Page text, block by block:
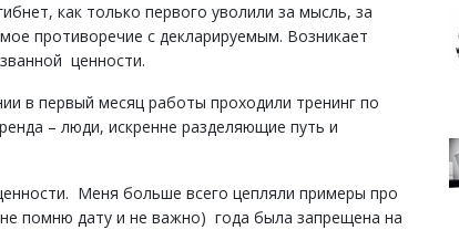
как только первого уволили за мысль, за
противоречие с декларируемым. Возникает
ценности.
в первый месяц работы проходили тренинг по
– люди, искренне разделяющие путь и
Меня больше всего цепляли примеры про
помню дату и не важно) года была запрещена на